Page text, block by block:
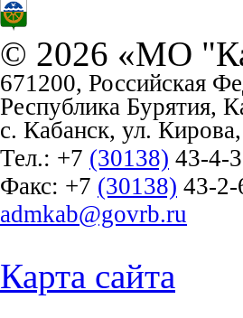
© 2026 «МО
671200, Российская
Республика Бурятия,
с. Кабанск, ул.
Тел.: +7 (30138) 43-4-
Факс: +7 (30138) 43-2-
admkab@govrb.ru
Карта сайта